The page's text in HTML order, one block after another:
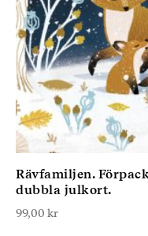
Rävfamiljen.
dubbla julkort.
99,00 kr